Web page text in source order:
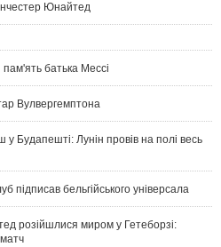
Юнайтед
батька Мессі
Вулвергемптона
Будапешті: Лунін провів на полі весь
підписав бельгійського універсала
розійшлися миром у Гетеборзі: